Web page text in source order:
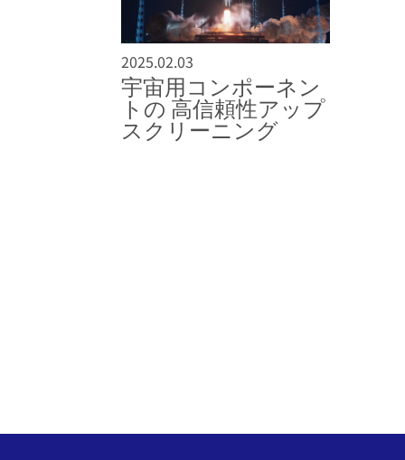
2025.02.03
宇宙用コンポーネン
トの 高信頼性アップ
スクリーニング